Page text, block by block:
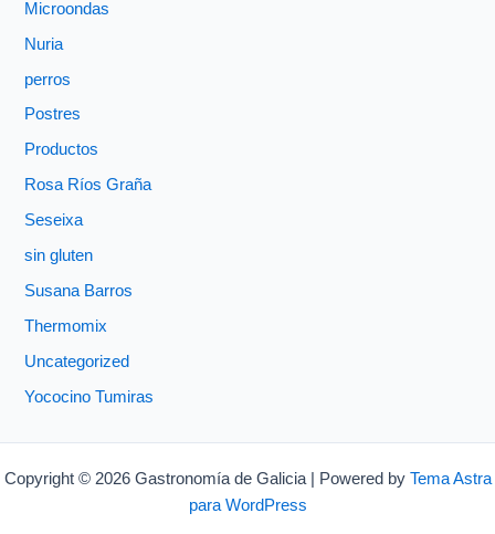
Microondas
Nuria
perros
Postres
Productos
Rosa Ríos Graña
Seseixa
sin gluten
Susana Barros
Thermomix
Uncategorized
Yococino Tumiras
Copyright © 2026 Gastronomía de Galicia | Powered by Tema Astra
para WordPress